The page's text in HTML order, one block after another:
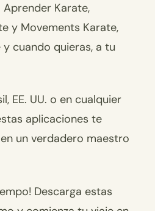
Karate,
y Movements Karate,
cuando quieras, a tu
EE. UU. o en cualquier
aplicaciones te
un verdadero maestro
Descarga estas